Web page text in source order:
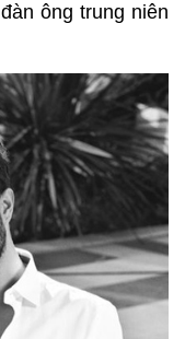
ông trung niên